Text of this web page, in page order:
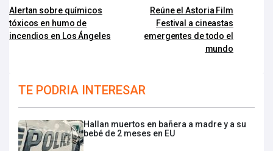
Alertan sobre químicos
tóxicos en humo de
incendios en Los Ángeles
Reúne el Astoria Film
Festival a cineastas
emergentes de todo el
mundo
TE PODRIA INTERESAR
Hallan muertos en bañera a madre y a su
bebé de 2 meses en EU